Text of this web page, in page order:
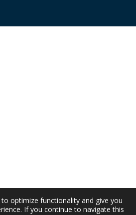
optimize functionality and give you
If you continue to navigate this